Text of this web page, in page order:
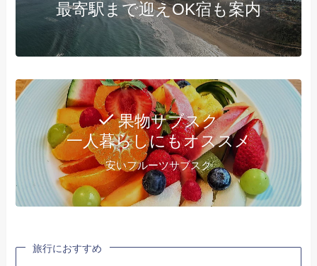
最寄駅まで迎えOK宿も案内
果物サブスク
一人暮らしにもオススメ
安いフルーツサブスク
旅行におすすめ